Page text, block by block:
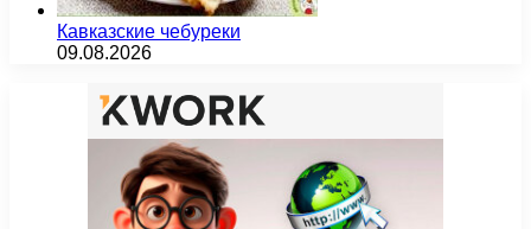
Кавказские чебуреки
09.08.2026